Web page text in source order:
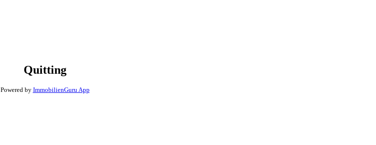
Quitting
Powered by ImmobilienGuru App